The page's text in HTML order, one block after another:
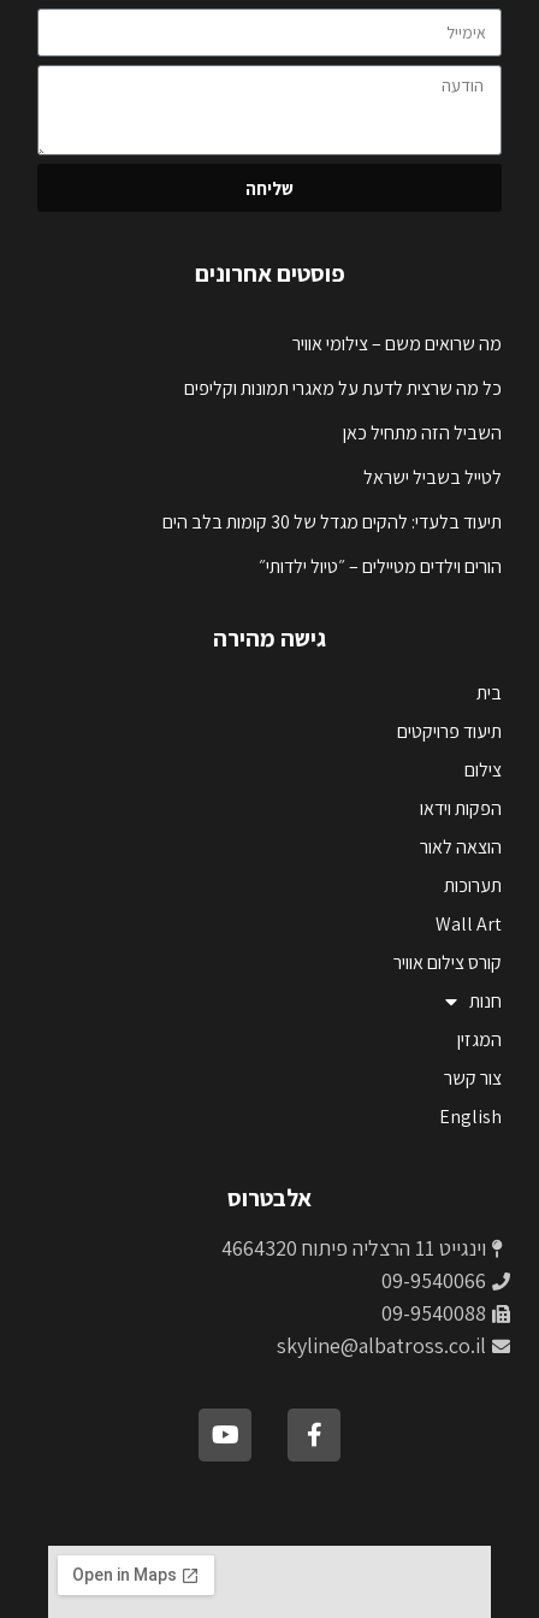
שליחה
פוסטים אחרונים
מה שרואים משם – צילומי אוויר
כל מה שרצית לדעת על מאגרי תמונות וקליפים
השביל הזה מתחיל כאן
לטייל בשביל ישראל
תיעוד בלעדי: להקים מגדל של 30 קומות בלב הים
הורים וילדים מטיילים – ״טיול ילדותי״
גישה מהירה
בית
תיעוד פרויקטים
צילום
הפקות וידאו
הוצאה לאור
תערוכות
Wall Art
קורס צילום אוויר
חנות
המגזין
צור קשר
English
אלבטרוס
וינגייט 11 הרצליה פיתוח 4664320
09-9540066
09-9540088
skyline@albatross.co.il